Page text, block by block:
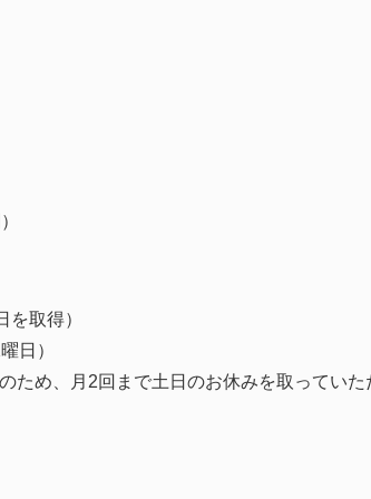
取得）
日）
ため、月2回まで土日のお休みを取っていた